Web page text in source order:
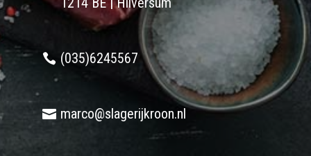
(035)6245567
marco@slagerijkroon.nl